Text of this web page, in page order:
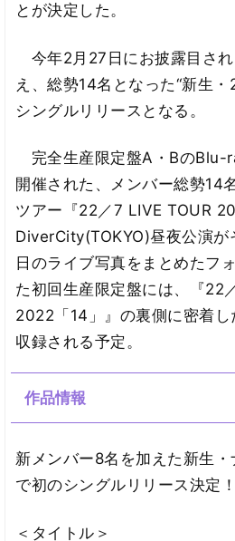
とが決定した。
今年2月27日にお披露目さ
え、総勢14名となった“新生
シングルリリースとなる。
完全生産限定盤A・BのBlu-
開催された、メンバー総勢14
ツアー『22／7 LIVE TOUR
DiverCity(TOKYO)昼夜公演が
日のライブ写真をまとめたフ
た初回生産限定盤には、『22
2022「14」』の裏側に密着
収録される予定。
作品情報
新メンバー8名を加えた新生
で初のシングルリリース決定！
＜タイトル＞